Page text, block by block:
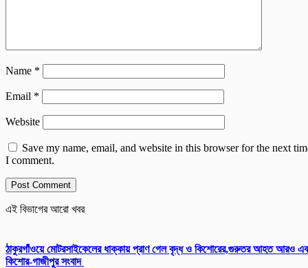
Name *
Email *
Website
Save my name, email, and website in this browser for the next
I comment.
এই বিভাগের আরো খবর
ঠাকুরগাঁওয়ে মোটরসাইকেলের ধাক্কায় প্রাণ গেল বৃদ্ধ ও কিশোরের,গুরুতর আহত আরও
কিশোর-গাজীপুর সংবাদ